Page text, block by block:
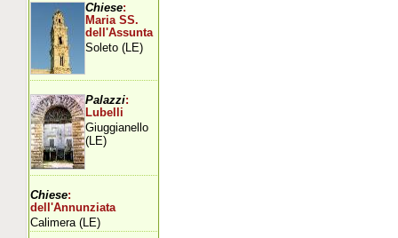
Chiese:
Maria SS.
dell'Assunta
Soleto (LE)
Palazzi:
Lubelli
Giuggianello
(LE)
Chiese:
dell'Annunziata
Calimera (LE)